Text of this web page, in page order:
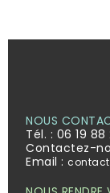
NOUS
Tél. : 06 19 88
Contactez-
Email :